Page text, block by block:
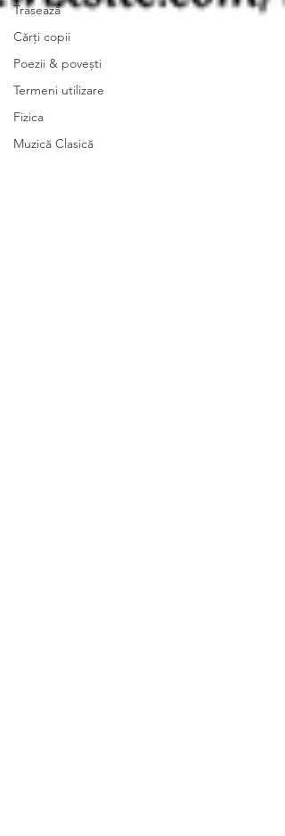
Trasează
Cărți copii
Poezii & povești
Termeni utilizare
Fizica
Muzică Clasică